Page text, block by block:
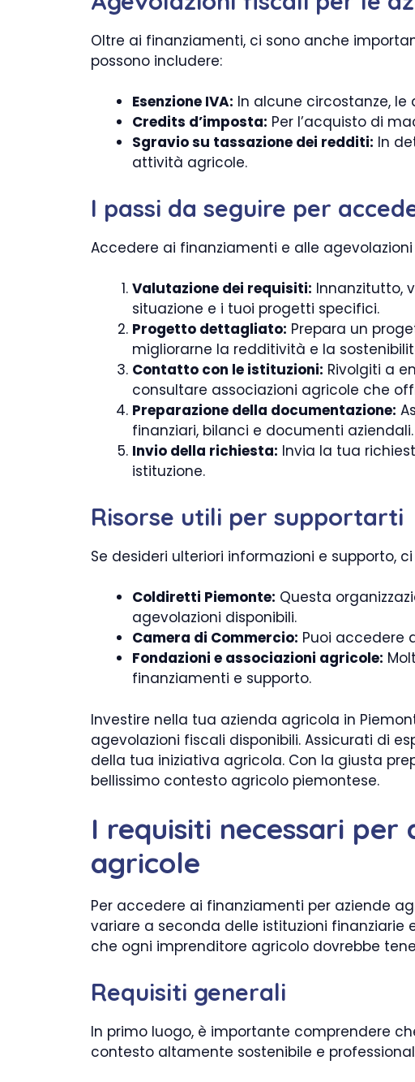
Oltre ai finanziamenti, ci sono anche
possono includere:
Esenzione IVA: In alcune circostanze, le
Credits d’imposta: Per l’acquisto di
Sgravio su tassazione dei redditi: In
attività agricole.
I passi da seguire per
Accedere ai finanziamenti e alle
Valutazione dei requisiti: Innanzitutto,
situazione e i tuoi progetti specifici.
Progetto dettagliato: Prepara un
migliorarne la redditività e la
Contatto con le istituzioni: Rivolgiti a
consultare associazioni agricole che
Preparazione della documentazione:
finanziari, bilanci e documenti aziendali.
Invio della richiesta: Invia la tua
istituzione.
Risorse utili per supportarti
Se desideri ulteriori informazioni e supporto,
Coldiretti Piemonte: Questa
agevolazioni disponibili.
Camera di Commercio: Puoi accedere
Fondazioni e associazioni agricole:
finanziamenti e supporto.
Investire nella tua azienda agricola in
agevolazioni fiscali disponibili. Assicurati di
della tua iniziativa agricola. Con la giusta
bellissimo contesto agricolo piemontese.
I requisiti necessari
agricole
Per accedere ai finanziamenti per aziende
variare a seconda delle istituzioni
che ogni imprenditore agricolo dovrebbe
Requisiti generali
In primo luogo, è importante comprendere
contesto altamente sostenibile e